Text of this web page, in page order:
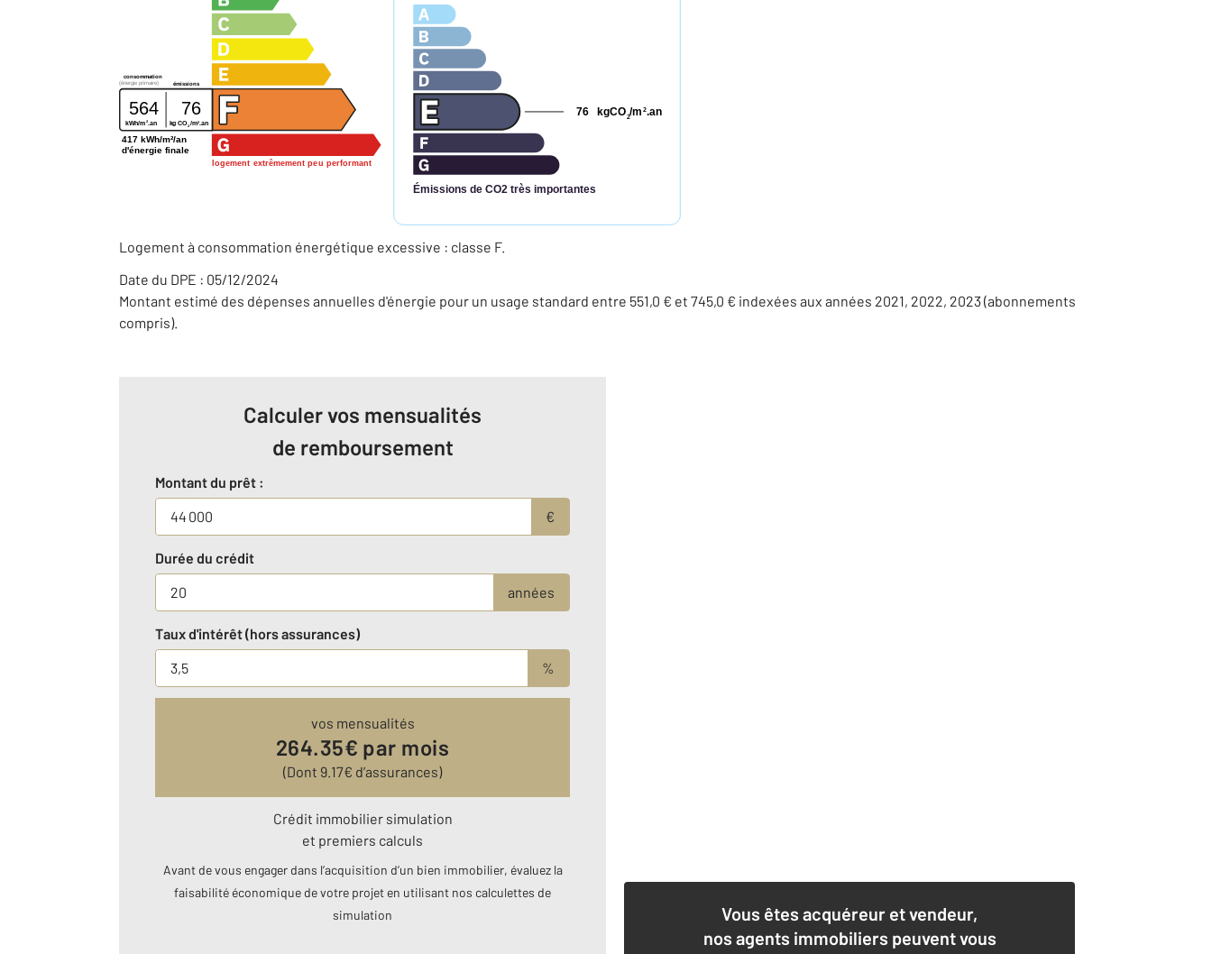
logement extrêmement peu performant
consommation
émissions
(énergie primaire)
564 76
kWh/m 2 .an kg CO2/m2 .an
417 kWh/m²/an
d'énergie finale
Émissions de CO2 très importantes
kgCO2/m 2.an
76
Logement à consommation énergétique excessive : classe F.
Date du DPE : 05/12/2024
Montant estimé des dépenses annuelles d'énergie pour un usage standard entre 551,0 € et 745,0 € indexées aux années 2021, 2022, 2023 (abonnements
compris).
Calculer vos mensualités
de remboursement
Montant du prêt :
€
Durée du crédit
années
Taux d'intérêt (hors assurances)
%
vos mensualités
264.35€ par mois
(Dont 9.17€ d’assurances)
Crédit immobilier simulation
et premiers calculs
Avant de vous engager dans l’acquisition d’un bien immobilier, évaluez la
faisabilité économique de votre projet en utilisant nos calculettes de
simulation
Vous êtes acquéreur et vendeur,
nos agents immobiliers peuvent vous